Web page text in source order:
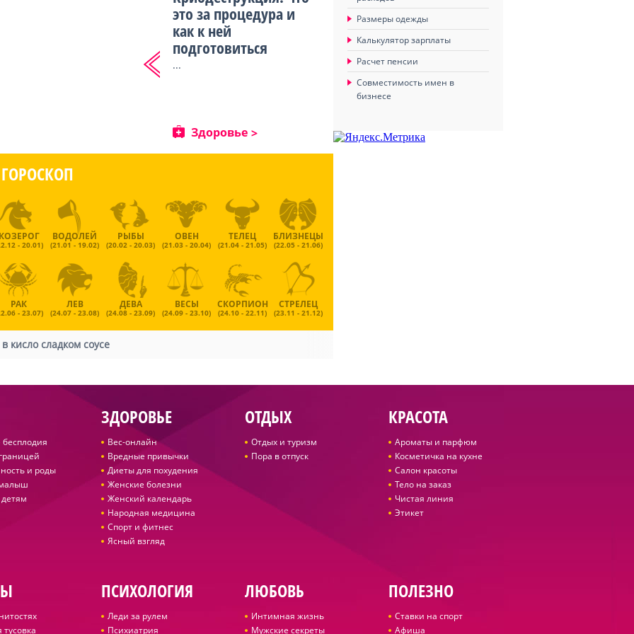
это за процедура и
как к ней
подготовиться
...
Здоровье
ГОРОСКОП
- 20.01)
ВОДОЛЕЙ
(21.01 - 19.02)
РЫБЫ
(20.02 - 20.03)
ОВЕН
(21.03 - 20.04)
ТЕЛЕЦ
(21.04 - 21.05)
БЛИЗНЕЦЫ
(22.05 - 21.06)
РАК
- 23.07)
ЛЕВ
(24.07 - 23.08)
ДЕВА
(24.08 - 23.09)
ВЕСЫ
(24.09 - 23.10)
СКОРПИОН
(24.10 - 22.11)
СТРЕЛЕЦ
(23.11 - 21.12)
кисло сладком соусе
Размеры одежды
Калькулятор зарплаты
Расчет пенсии
Совместимость имен в
бизнесе
и роды
ЗДОРОВЬЕ
Вес-онлайн
Вредные привычки
Диеты для похудения
Женские болезни
Женский календарь
Народная медицина
Спорт и фитнес
Ясный взгляд
ОТДЫХ
Отдых и туризм
Пора в отпуск
КРАСОТА
Ароматы и парфюм
Косметичка на кухне
Салон красоты
Тело на заказ
Чистая линия
Этикет
тусовка
ПСИХОЛОГИЯ
Леди за рулем
Психиатрия
ЛЮБОВЬ
Интимная жизнь
Мужские секреты
ПОЛЕЗНО
Ставки на спорт
Афиша